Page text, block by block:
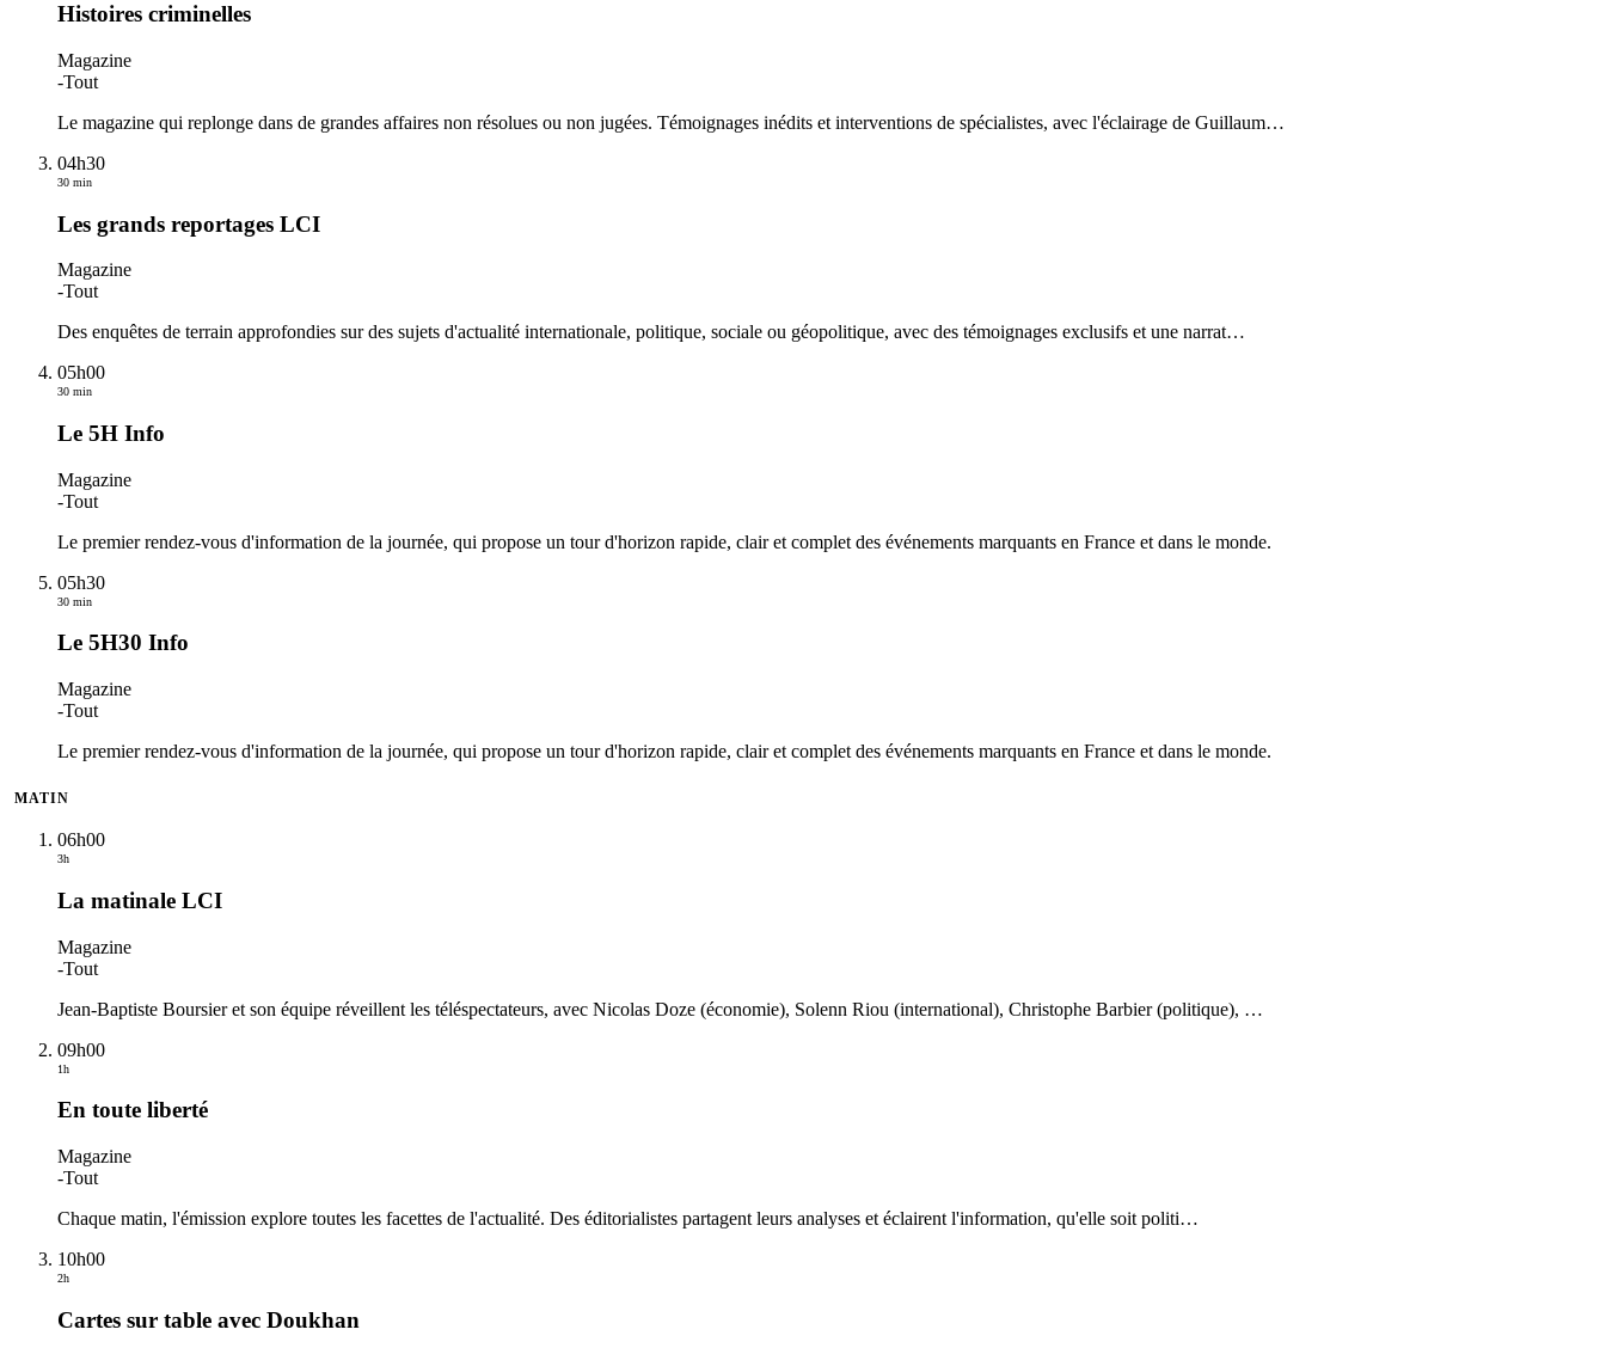
Histoires criminelles
Magazine
-Tout
Le magazine qui replonge dans de grandes affaires non résolues ou non jugées. Témoignages inédits et interventions de spécialistes, avec l'éclairage de Guillaum…
04h30
30 min
Les grands reportages LCI
Magazine
-Tout
Des enquêtes de terrain approfondies sur des sujets d'actualité internationale, politique, sociale ou géopolitique, avec des témoignages exclusifs et une narrat…
05h00
30 min
Le 5H Info
Magazine
-Tout
Le premier rendez-vous d'information de la journée, qui propose un tour d'horizon rapide, clair et complet des événements marquants en France et dans le monde.
05h30
30 min
Le 5H30 Info
Magazine
-Tout
Le premier rendez-vous d'information de la journée, qui propose un tour d'horizon rapide, clair et complet des événements marquants en France et dans le monde.
MATIN
06h00
3h
La matinale LCI
Magazine
-Tout
Jean-Baptiste Boursier et son équipe réveillent les téléspectateurs, avec Nicolas Doze (économie), Solenn Riou (international), Christophe Barbier (politique), …
09h00
1h
En toute liberté
Magazine
-Tout
Chaque matin, l'émission explore toutes les facettes de l'actualité. Des éditorialistes partagent leurs analyses et éclairent l'information, qu'elle soit politi…
10h00
2h
Cartes sur table avec Doukhan